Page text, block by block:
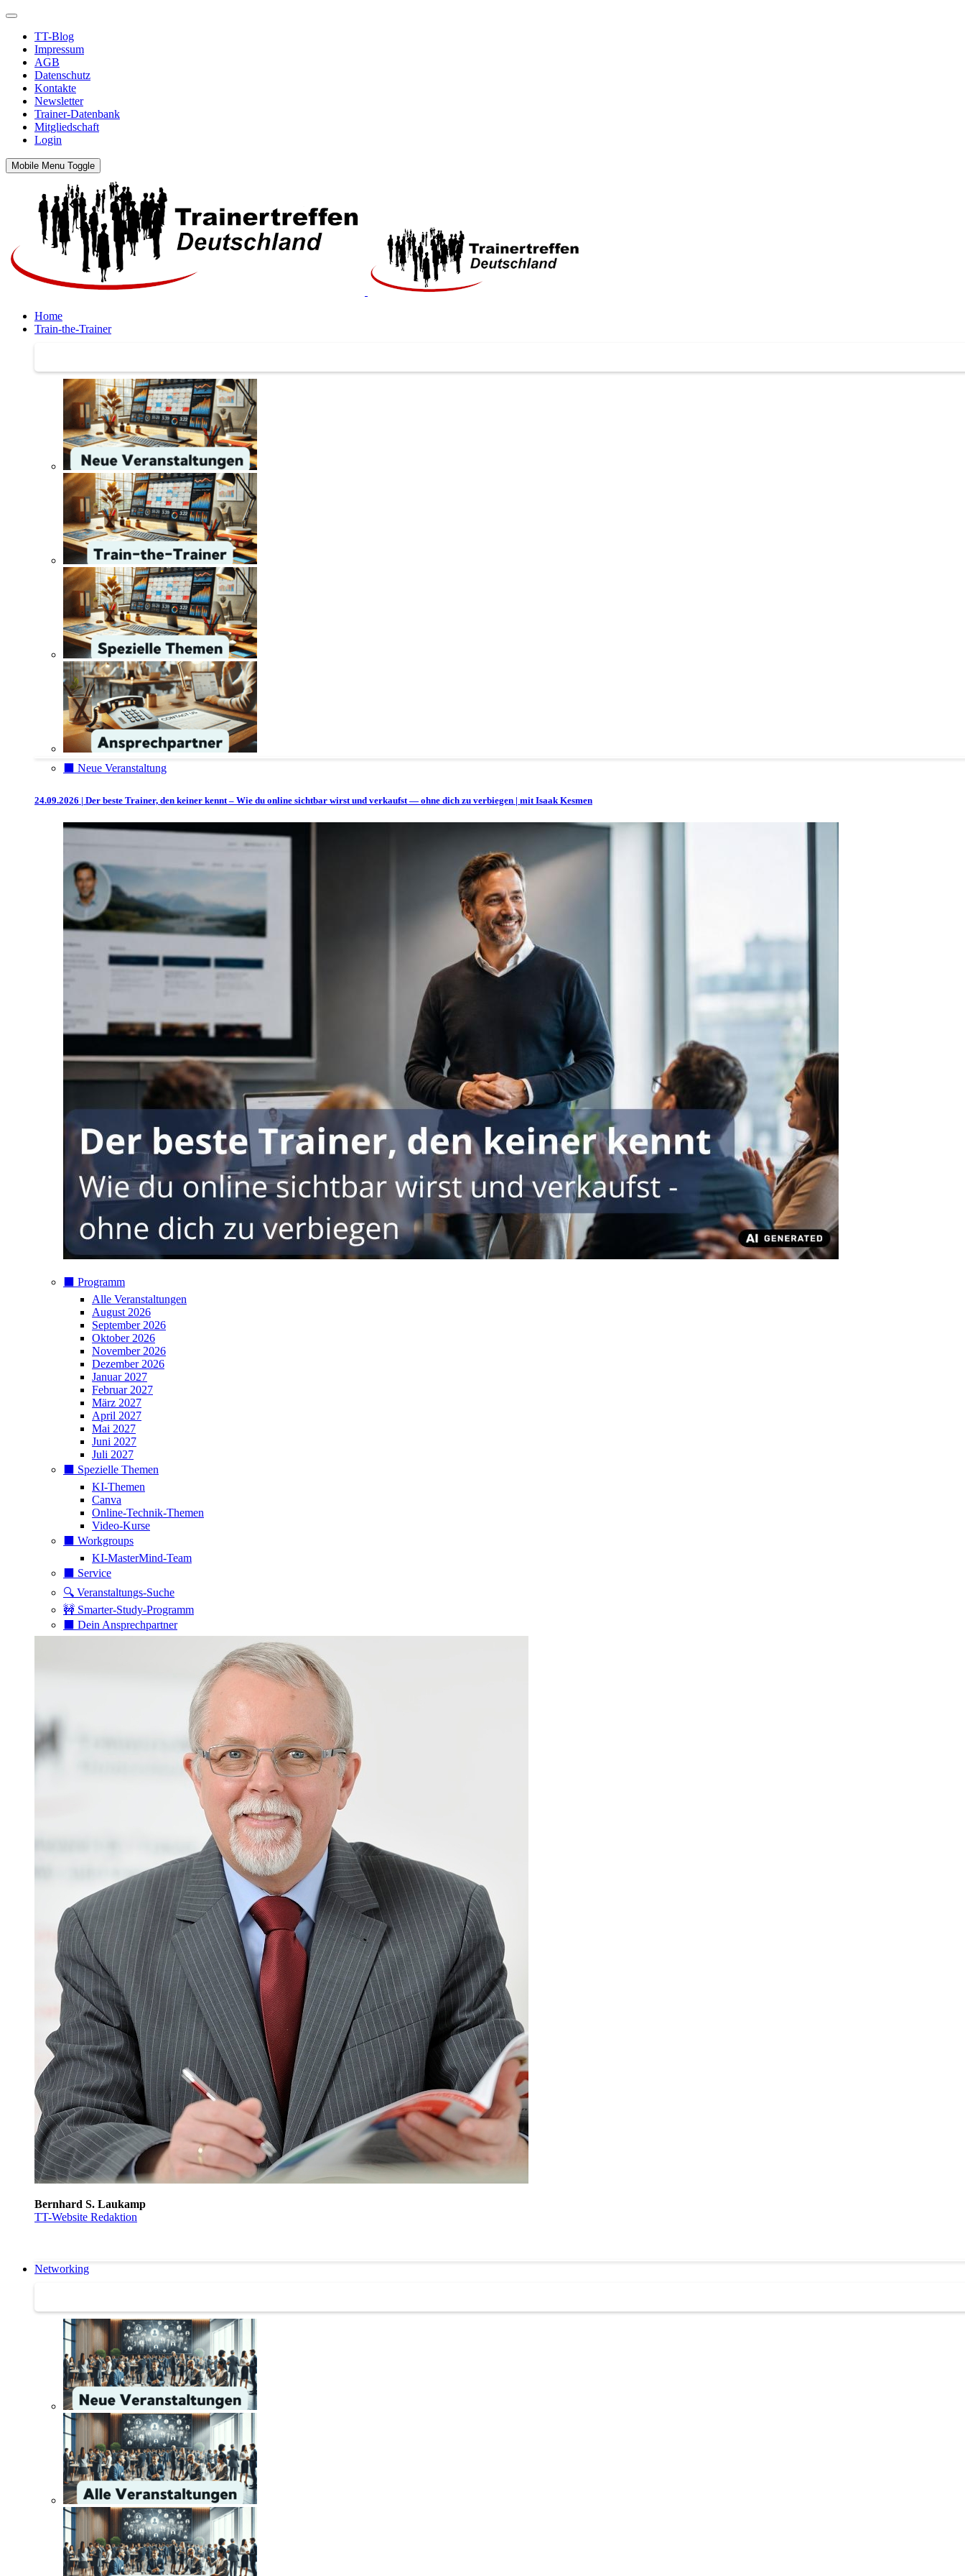
TT-Blog
Impressum
AGB
Datenschutz
Kontakte
Newsletter
Trainer-Datenbank
Mitgliedschaft
Login
Mobile Menu Toggle
Home
Train-the-Trainer
⬛️ Neue Veranstaltung
24.09.2026 | Der beste Trainer, den keiner kennt – Wie du online sichtbar wirst und verkaufst — ohne dich zu verbiegen | mit Isaak Kesmen
⬛️ Programm
Alle Veranstaltungen
August 2026
September 2026
Oktober 2026
November 2026
Dezember 2026
Januar 2027
Februar 2027
März 2027
April 2027
Mai 2027
Juni 2027
Juli 2027
⬛️ Spezielle Themen
KI-Themen
Canva
Online-Technik-Themen
Video-Kurse
⬛️ Workgroups
KI-MasterMind-Team
⬛️ Service
🔍 Veranstaltungs-Suche
🚧 Smarter-Study-Programm
⬛️ Dein Ansprechpartner
Bernhard S. Laukamp
TT-Website Redaktion
Networking